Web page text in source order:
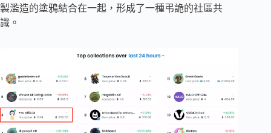
製濫造的塗鴉結合在一起，形成了一種弔詭的社區共
識。